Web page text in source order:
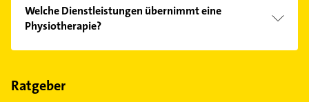
Bitte beachten Sie, dass diese an Sonn- und
Feiertagen abweichen können.
Welche Dienstleistungen übernimmt eine
Physiotherapie?
Folgende Leistungen werden angeboten: Manuelle
Ratgeber